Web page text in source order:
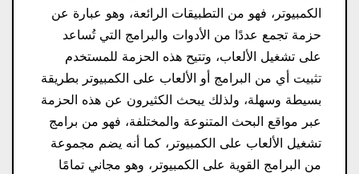
الكمبيوتر، فهو من التطبيقات الرائعة، وهو عبارة عن
حزمة تجمع عددًا من الأدوات والبرامج التي تُساعد
على تشغيل الألعاب، وتتيح هذه الحزمة للمستخدم
تثبيت أي من البرامج أو الألعاب على الكمبيوتر بطريقة
بسيطة وسهلة، ولذلك يبحث الكثيرون عن هذه الحزمة
عبر مواقع البحث المتنوعة والمختلفة، فهو من برامج
تشغيل الألعاب على الكمبيوتر، كما أنه يضم مجموعة
من البرامج القوية على الكمبيوتر، وهو مجاني تمامًا